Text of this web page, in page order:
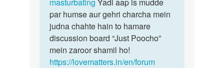
par humse aur gehri charcha mein
judna chahte hain to hamare
discussion board “Just Poocho”
mein zaroor shamil ho!
https://lovematters.in/en/forum